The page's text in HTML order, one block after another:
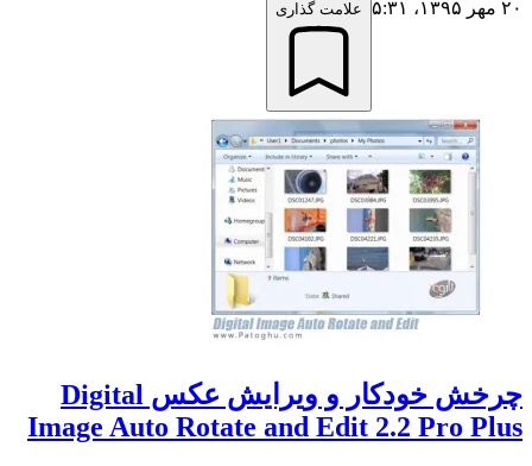
علامت گذاری
چرخش خودکار و ویرایش عکس Digital
Image Auto Rotate and Edit 2.2 Pro